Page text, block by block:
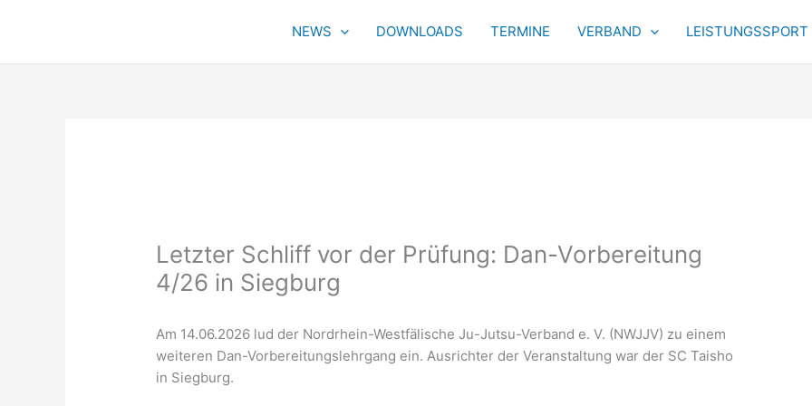
NEWS DOWNLOADS TERMINE VERBAND LEISTUNGSSPORT
Letzter Schliff vor der Prüfung: Dan-Vorbereitung
4/26 in Siegburg
Am 14.06.2026 lud der Nordrhein-Westfälische Ju-Jutsu-Verband e. V. (NWJJV) zu einem
weiteren Dan-Vorbereitungslehrgang ein. Ausrichter der Veranstaltung war der SC Taisho
in Siegburg.